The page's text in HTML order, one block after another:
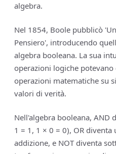
algebra.
Nel 1854, Boole pubblicò
Pensiero', introducendo
algebra booleana. La sua
operazioni logiche potevano
operazioni matematiche su
valori di verità.
Nell'algebra booleana, AND
1 = 1, 1 × 0 = 0), OR diventa
addizione, e NOT diventa